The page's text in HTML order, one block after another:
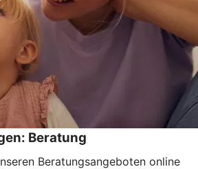
Beratung
Beratungsangeboten online